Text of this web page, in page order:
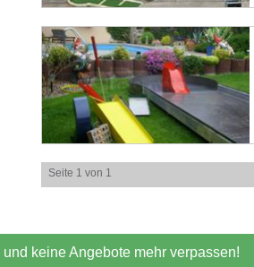
Seite 1 von 1
und keine Angebote mehr verpassen!